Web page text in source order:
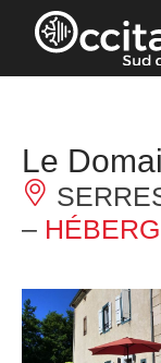
Panneau de
Le
–